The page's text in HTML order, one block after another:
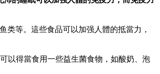
类等。這些食品可以加强人體的抵當力，
以得當食用一些益生菌食物，如酸奶、泡